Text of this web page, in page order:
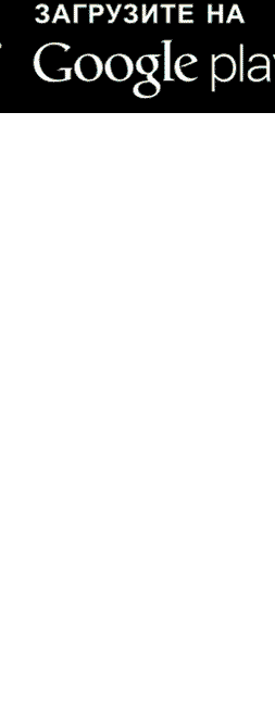
Описание
и не является
необходима